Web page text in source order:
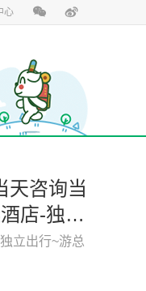
心
天咨询当
店-独立
+乌镇西
立出行~游总